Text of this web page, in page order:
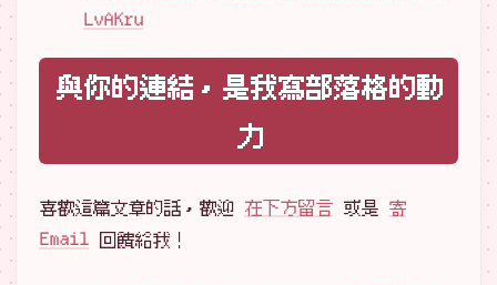
LvAKru
與你的連結，是我寫部落格的動
力
喜歡這篇文章的話，歡迎 在下方留言 或是 寄
Email 回饋給我！